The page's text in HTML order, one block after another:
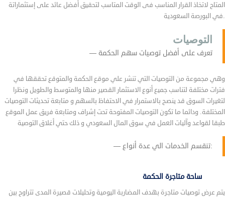
المتاح لاتخاذ القرار المناسب فى الوقت المتاسب لتحقيق أفضل عائد على إستثماراتة
في البورصة السعودية.
التوصيات
تعرف على أفضل توصيات سهم الحكمة
وهي مجموعة من التوصيات التي تنشر علي موقع الحكمة والمتوقع تحققها في
فترات مختلفة لتناسب جميع أنوع الاستثمار القصير منها والمتوسط والطويل ونظرا
لتغيرات السوق قد ينصح بالاستمرار في الاحتفاظ بالسهم و متابعة تحديثات التوصيات
المختلفة. ودائما ما تكون التوصيات المفتوحة تحت إشراف ومتابعة فريق عمل الموقع
طبقا لقواعد وآليات العمل في سوق المال السعودي و ذلك حتي أغلاق التوصية
تنقسم الخدمات الي عدة أنواع:
ساحة متاجرة الحكمة
يتم عرض توصيات متاجرة بهدف المضاربة اليومية وتحليلات قصيرة المدى تتراوح بين